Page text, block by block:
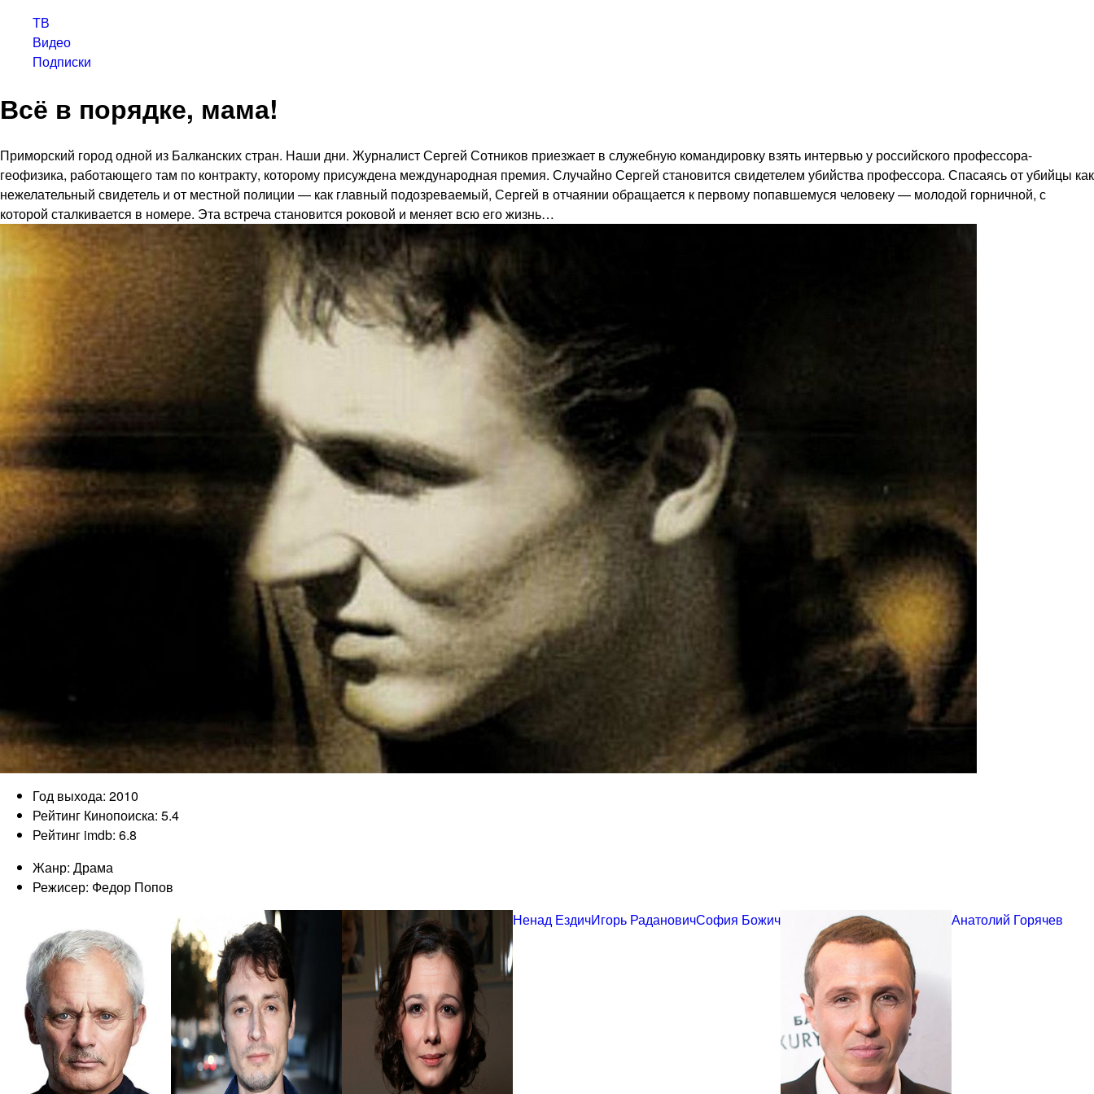
ТВ
Видео
Подписки
Всё в порядке, мама!
Приморский город одной из Балканских стран. Наши дни. Журналист Сергей Сотников приезжает в служебную командировку взять интервью у российского профессора-
геофизика, работающего там по контракту, которому присуждена международная премия. Случайно Сергей становится свидетелем убийства профессора. Спасаясь от убийцы как
нежелательный свидетель и от местной полиции — как главный подозреваемый, Сергей в отчаянии обращается к первому попавшемуся человеку — молодой горничной, с
которой сталкивается в номере. Эта встреча становится роковой и меняет всю его жизнь…
Год выхода: 2010
Рейтинг Кинопоиска: 5.4
Рейтинг imdb: 6.8
Жанр: Драма
Режисер: Федор Попов
Ненад ЕздичИгорь РадановичСофия Божич Анатолий Горячев